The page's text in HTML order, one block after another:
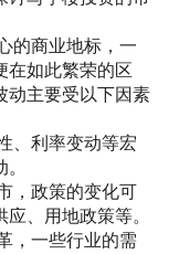
的商业地标，一
在如此繁荣的区
动主要受以下因素
、利率变动等宏
，政策的变化可
、用地政策等。
，一些行业的需